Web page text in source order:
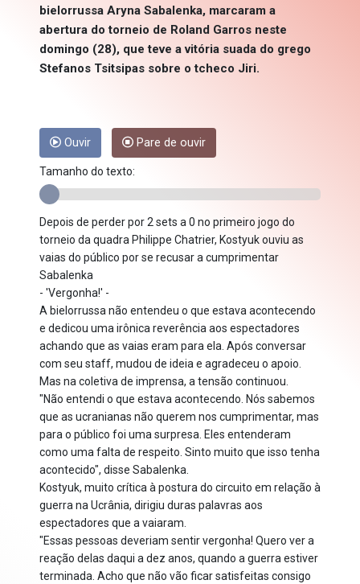
bielorrussa Aryna Sabalenka, marcaram a
abertura do torneio de Roland Garros neste
domingo (28), que teve a vitória suada do grego
Stefanos Tsitsipas sobre o tcheco Jiri.
Ouvir Pare de ouvir
Tamanho do texto:
Depois de perder por 2 sets a 0 no primeiro jogo do
torneio da quadra Philippe Chatrier, Kostyuk ouviu as
vaias do público por se recusar a cumprimentar
Sabalenka
- 'Vergonha!' -
A bielorrussa não entendeu o que estava acontecendo
e dedicou uma irônica reverência aos espectadores
achando que as vaias eram para ela. Após conversar
com seu staff, mudou de ideia e agradeceu o apoio.
Mas na coletiva de imprensa, a tensão continuou.
"Não entendi o que estava acontecendo. Nós sabemos
que as ucranianas não querem nos cumprimentar, mas
para o público foi uma surpresa. Eles entenderam
como uma falta de respeito. Sinto muito que isso tenha
acontecido", disse Sabalenka.
Kostyuk, muito crítica à postura do circuito em relação à
guerra na Ucrânia, dirigiu duras palavras aos
espectadores que a vaiaram.
"Essas pessoas deveriam sentir vergonha! Quero ver a
reação delas daqui a dez anos, quando a guerra estiver
terminada. Acho que não vão ficar satisfeitas consigo